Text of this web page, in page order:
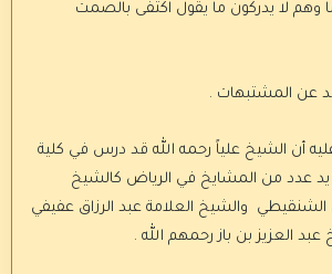
لا يدركون ما يقول اكتفى بالصمت
عن المشتبهات .
أن الشيخ علياً رحمه الله قد درس في كلية
يد عدد من المشايخ في الرياض كالشيخ
الشنقيطي والشيخ العلامة عبد الرزاق عفيفي
العزيز بن باز رحمهم الله .